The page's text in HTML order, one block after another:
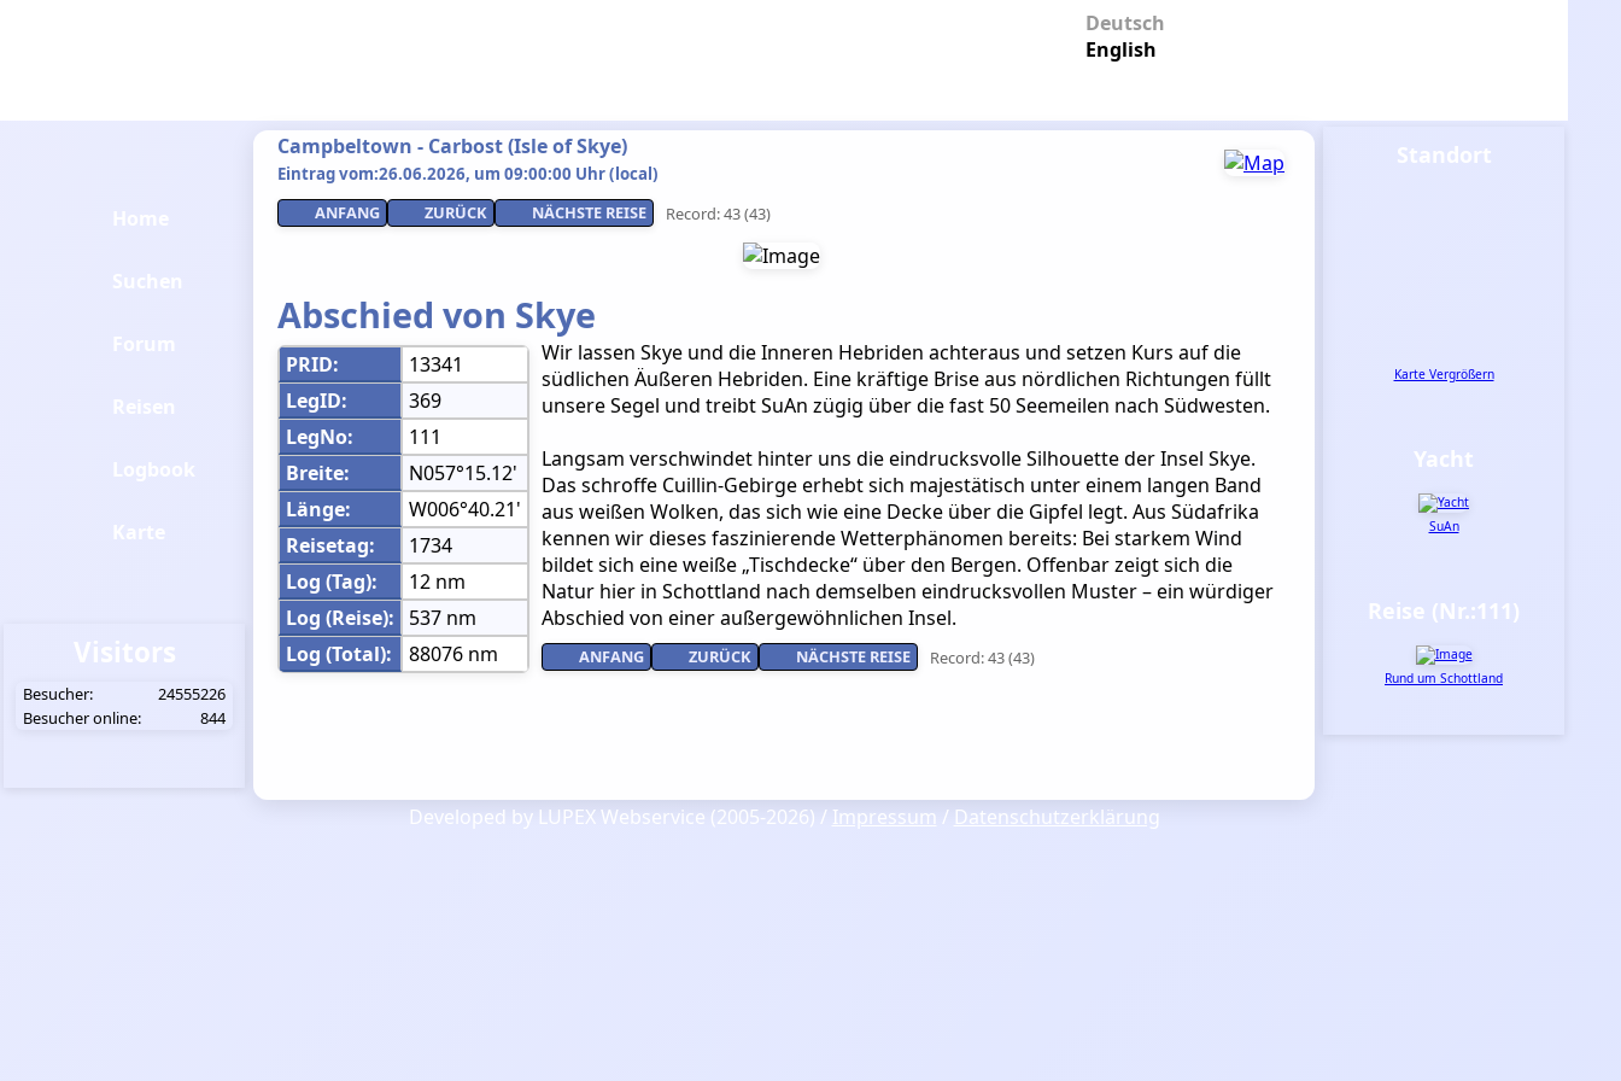
Deutsch
English
Campbeltown - Carbost (Isle of Skye)
Eintrag vom:26.06.2026, um 09:00:00 Uhr (local)
ANFANG
ZURÜCK NÄCHSTE REISE Record: 43 (43)
Abschied von Skye
PRID:
13341
LegID:
369
LegNo:
111
Breite:
N057°15.12'
Länge:
W006°40.21'
Reisetag:
1734
Log (Tag):
12 nm
Log (Reise):
537 nm
Log (Total):
88076 nm
Wir lassen Skye und die Inneren Hebriden achteraus und setzen Kurs auf die
südlichen Äußeren Hebriden. Eine kräftige Brise aus nördlichen Richtungen füllt
unsere Segel und treibt SuAn zügig über die fast 50 Seemeilen nach Südwesten.
Langsam verschwindet hinter uns die eindrucksvolle Silhouette der Insel Skye.
Das schroffe Cuillin-Gebirge erhebt sich majestätisch unter einem langen Band
aus weißen Wolken, das sich wie eine Decke über die Gipfel legt. Aus Südafrika
kennen wir dieses faszinierende Wetterphänomen bereits: Bei starkem Wind
bildet sich eine weiße „Tischdecke“ über den Bergen. Offenbar zeigt sich die
Natur hier in Schottland nach demselben eindrucksvollen Muster – ein würdiger
Abschied von einer außergewöhnlichen Insel.
ANFANG ZURÜCK NÄCHSTE REISE Record: 43 (43)
Visitors
Besucher:
24555226
Besucher online:
844
Standort
Karte Vergrößern
Yacht
SuAn
Reise (Nr.:111)
Rund um Schottland
Developed by LUPEX Webservice (2005-2026) / Impressum / Datenschutzerklärung